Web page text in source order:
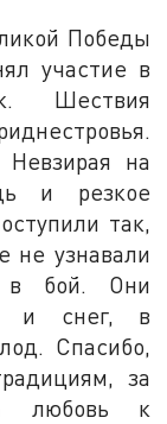
Победы
участие в
Шествия
на
и резкое
так,
не узнавали
в бой. Они
и снег, в
Спасибо,
за
любовь к